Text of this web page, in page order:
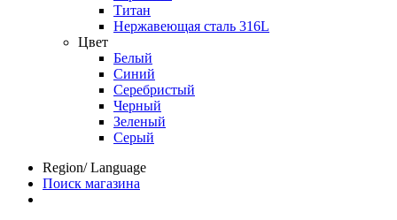
Титан
Нержавеющая сталь 316L
Цвет
Белый
Синий
Серебристый
Черный
Зеленый
Серый
Region/ Language
Поиск магазина